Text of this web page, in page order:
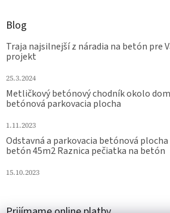
Blog
Traja najsilnejší z náradia na betón pre
projekt
25.3.2024
Metličkový betónový chodník okolo
betónová parkovacia plocha
1.11.2023
Odstavná a parkovacia betónová
betón 45m2 Raznica pečiatka na betón
15.10.2023